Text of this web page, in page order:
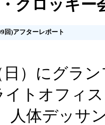
クロッキー
回)アフターレポート
）にグラン
トオフィ
人体デッサ